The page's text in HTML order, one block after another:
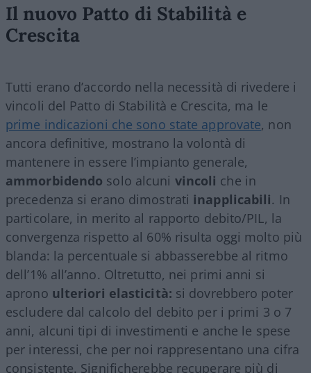
Il nuovo Patto di Stabilità e
Crescita
Tutti erano d’accordo nella necessità di rivedere i
vincoli del Patto di Stabilità e Crescita, ma le
prime indicazioni che sono state approvate, non
ancora definitive, mostrano la volontà di
mantenere in essere l’impianto generale,
ammorbidendo solo alcuni vincoli che in
precedenza si erano dimostrati inapplicabili. In
particolare, in merito al rapporto debito/PIL, la
convergenza rispetto al 60% risulta oggi molto più
blanda: la percentuale si abbasserebbe al ritmo
dell’1% all’anno. Oltretutto, nei primi anni si
aprono ulteriori elasticità: si dovrebbero poter
escludere dal calcolo del debito per i primi 3 o 7
anni, alcuni tipi di investimenti e anche le spese
per interessi, che per noi rappresentano una cifra
consistente. Significherebbe recuperare più di